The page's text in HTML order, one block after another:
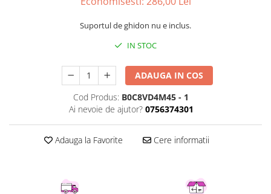
Utilaje si materiale de constructii
Laptop, Tablete & Telefoane
Accesorii tablete
Laptopuri si Accesorii
Telefoane Mobile & accesorii
Wearable & Gadgeturi
Electrocasnice & Climatizare
Accesorii si piese masini spalat
Suportul de ghidon nu e inclus.
IN STOC
ADAUGA IN COS
Cod Produs: B0C8VD4M45 - 1
Ai nevoie de ajutor? 0756374301
Adauga la Favorite Cere informatii